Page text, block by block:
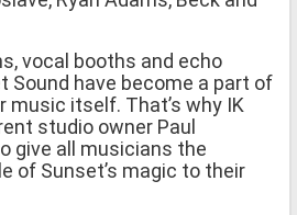
vocal booths and echo
Sound have become a part of
music itself. That’s why IK
studio owner Paul
give all musicians the
of Sunset’s magic to their